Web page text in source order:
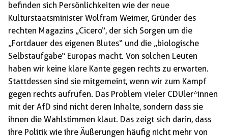
befinden sich Persönlichkeiten wie der neue
Kulturstaatsminister Wolfram Weimer, Gründer des
rechten Magazins „Cicero“, der sich Sorgen um die
„Fortdauer des eigenen Blutes“ und die „biologische
Selbstaufgabe“ Europas macht. Von solchen Leuten
haben wir keine klare Kante gegen rechts zu erwarten.
Stattdessen sind sie mitgemeint, wenn wir zum Kampf
gegen rechts aufrufen. Das Problem vieler CDUler*innen
mit der AfD sind nicht deren Inhalte, sondern dass sie
ihnen die Wahlstimmen klaut. Das zeigt sich darin, dass
ihre Politik wie ihre Äußerungen häufig nicht mehr von